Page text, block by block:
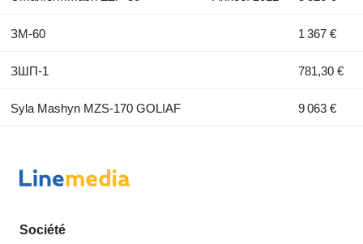
ЗМ-60 1 367 €
ЗШП-1 781,30 €
Syla Mashyn MZS-170 GOLIAF 9 063 €
Société